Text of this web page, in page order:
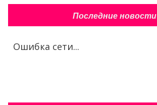
Последние новости
Ошибка сети...